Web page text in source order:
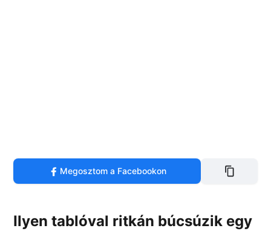
Megosztom a Facebookon
Ilyen tablóval ritkán búcsúzik egy